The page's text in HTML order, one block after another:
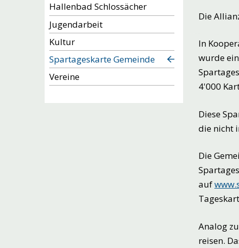
Hallenbad Schlossächer
Jugendarbeit
Kultur
Spartageskarte Gemeinde
Vereine
Die
In
wurde
4'000
Diese
die nicht
Die
auf
Analog
reisen.